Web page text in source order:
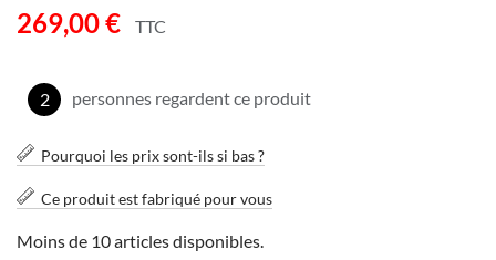
269,00 € TTC
2 personnes regardent ce produit
Pourquoi les prix sont-ils si bas ?
Ce produit est fabriqué pour vous
Moins de 10 articles disponibles.